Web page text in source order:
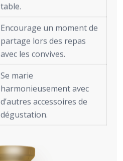
table.
Encourage un moment de
partage lors des repas
avec les convives.
Se marie
harmonieusement avec
d’autres accessoires de
dégustation.